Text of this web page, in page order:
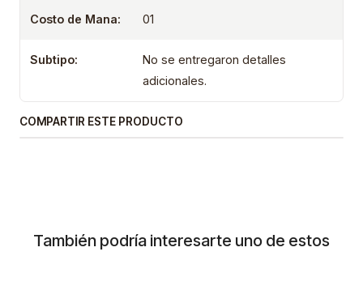
Costo de Mana: 01
Subtipo:
No se entregaron detalles
adicionales.
COMPARTIR ESTE PRODUCTO
También podría interesarte uno de estos